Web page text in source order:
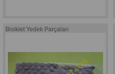
Bisiklet Yedek Parçaları